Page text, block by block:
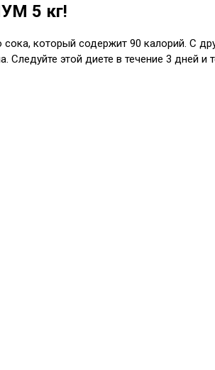
5 кг!
который содержит 90 калорий. С
этой диете в течение 3 дней и